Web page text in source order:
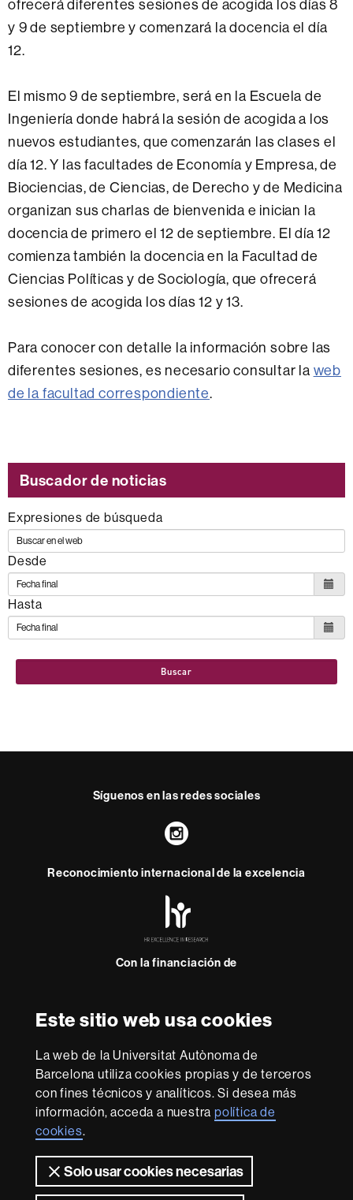
Este sitio web usa cookies
La web de la Universitat Autònoma de
Barcelona utiliza cookies propias y de terceros
con fines técnicos y analíticos. Si desea más
información, acceda a nuestrapolítica de
cookies.
Solo usar cookies necesarias
ofrecerá diferentes sesiones de acogida los días 8
y 9 de septiembre y comenzará la docencia el día
12.
El mismo 9 de septiembre, será en la Escuela de
Ingeniería donde habrá la sesión de acogida a los
nuevos estudiantes, que comenzarán las clases el
día 12. Y las facultades de Economía y Empresa, de
Biociencias, de Ciencias, de Derecho y de Medicina
organizan sus charlas de bienvenida e inician la
docencia de primero el 12 de septiembre. El día 12
comienza también la docencia en la Facultad de
Ciencias Políticas y de Sociología, que ofrecerá
sesiones de acogida los días 12 y 13.
Para conocer con detalle la información sobre las
diferentes sesiones, es necesario consultar la web
de la facultad correspondiente.
Buscador de noticias
Expresiones de búsqueda
Desde
Hasta
Buscar
Síguenos en las redes sociales
Instagram
Reconocimiento internacional de la excelencia
-
Con la financiación de
Sobre
esta
web Aviso legal Protección de datos Sobre el
web Accesibilidad web Mapa del web UAB
Somos una universidad líder que imparte una docencia
de calidad, diversificada, multidisciplinaria y flexible,
adecuada a las necesidades de la sociedad y adaptada a
los nuevos modelos de la Europa del conocimiento. La
UAB es reconocida internacionalmente por la calidad y el